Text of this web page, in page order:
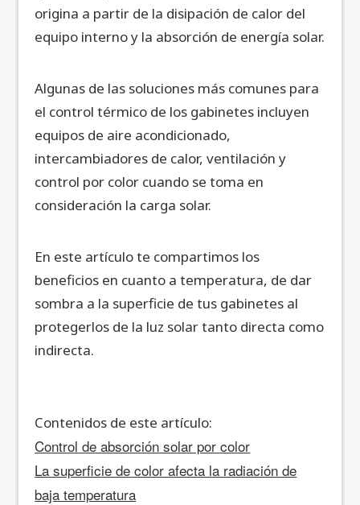
origina a partir de la disipación de calor del
equipo interno y la absorción de energía solar.
Algunas de las soluciones más comunes para
el control térmico de los gabinetes incluyen
equipos de aire acondicionado,
intercambiadores de calor, ventilación y
control por color cuando se toma en
consideración la carga solar.
En este artículo te compartimos los
beneficios en cuanto a temperatura, de dar
sombra a la superficie de tus gabinetes al
protegerlos de la luz solar tanto directa como
indirecta.
Contenidos de este artículo:
Control de absorción solar por color
La superficie de color afecta la radiación de
baja temperatura